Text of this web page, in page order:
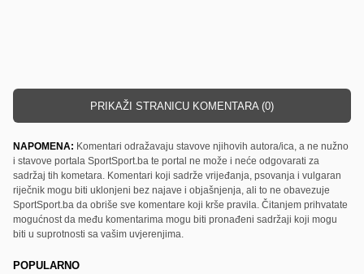
PRIKAŽI STRANICU KOMENTARA (0)
NAPOMENA: Komentari odražavaju stavove njihovih autora/ica, a ne nužno
i stavove portala SportSport.ba te portal ne može i neće odgovarati za
sadržaj tih kometara. Komentari koji sadrže vrijeđanja, psovanja i vulgaran
riječnik mogu biti uklonjeni bez najave i objašnjenja, ali to ne obavezuje
SportSport.ba da obriše sve komentare koji krše pravila. Čitanjem prihvatate
mogućnost da među komentarima mogu biti pronađeni sadržaji koji mogu
biti u suprotnosti sa vašim uvjerenjima.
POPULARNO